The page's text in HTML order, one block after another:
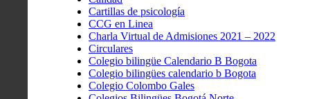
Cartillas de psicología
CCG en Linea
Charla Virtual de Admisiones 2021 – 2022
Circulares
Colegio bilingüe Calendario B Bogota
Colegio bilingües calendario b Bogota
Colegio Colombo Gales